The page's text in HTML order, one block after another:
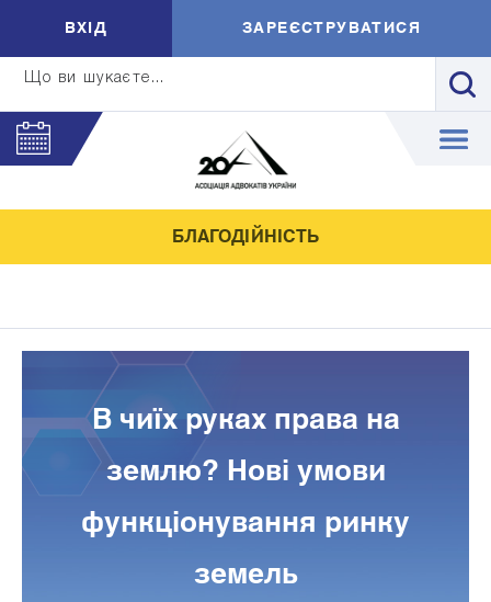
Що ви шукаєте...
ВXIД ЗАРЕЄСТРУВАТИСЯ
БЛАГОДІЙНІСТЬ
В чиїх руках права на
землю? Нові умови
функціонування ринку
земель